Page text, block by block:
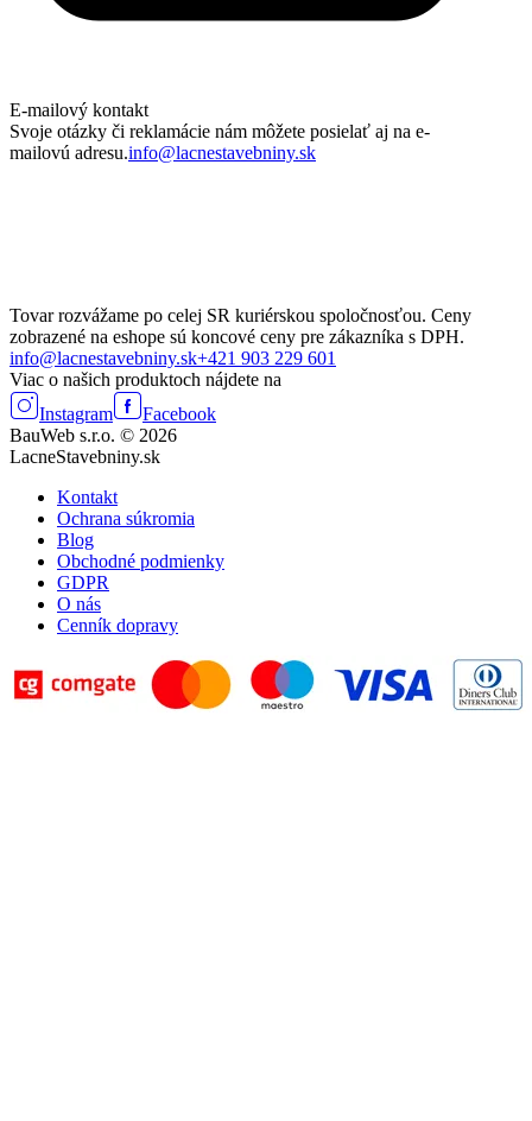
E-mailový kontakt
Svoje otázky či reklamácie nám môžete posielať aj na e-
mailovú adresu.info@lacnestavebniny.sk
Tovar rozvážame po celej SR kuriérskou spoločnosťou. Ceny
zobrazené na eshope sú koncové ceny pre zákazníka s DPH.
info@lacnestavebniny.sk+421 903 229 601
Viac o našich produktoch nájdete na
Instagram
Facebook
BauWeb s.r.o. © 2026
LacneStavebniny.sk
Kontakt
Ochrana súkromia
Blog
Obchodné podmienky
GDPR
O nás
Cenník dopravy